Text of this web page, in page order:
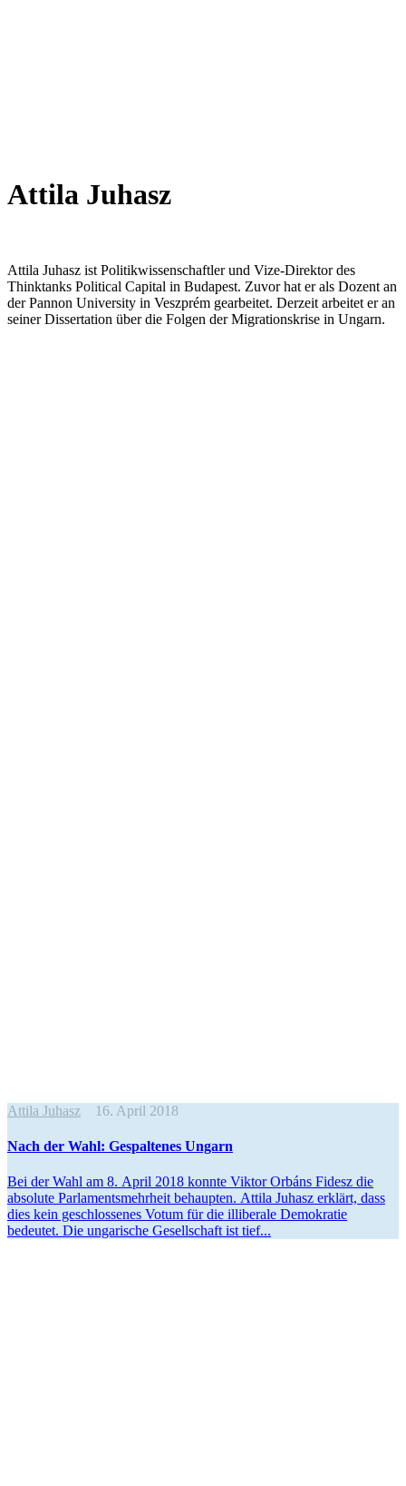
Attila Juhasz
Attila Juhasz ist Politikwissenschaftler und Vize-Direktor des
Thinktanks Political Capital in Budapest. Zuvor hat er als Dozent an
der Pannon University in Veszprém gearbeitet. Derzeit arbeitet er an
seiner Dissertation über die Folgen der Migrationskrise in Ungarn.
Attila Juhasz 16. April 2018
Nach der Wahl: Gespal­tenes Ungarn
Bei der Wahl am 8. April 2018 konnte Viktor Orbáns Fidesz die
absolute Parla­ments­mehrheit behaupten. Attila Juhasz erklärt, dass
dies kein geschlos­senes Votum für die illiberale Demokratie
bedeutet. Die ungarische Gesell­schaft ist tief...